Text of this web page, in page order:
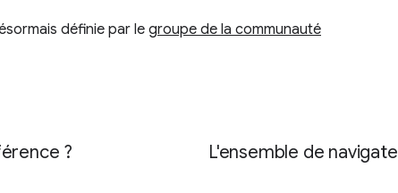
définie par le groupe de la communauté
? L'ensemble de